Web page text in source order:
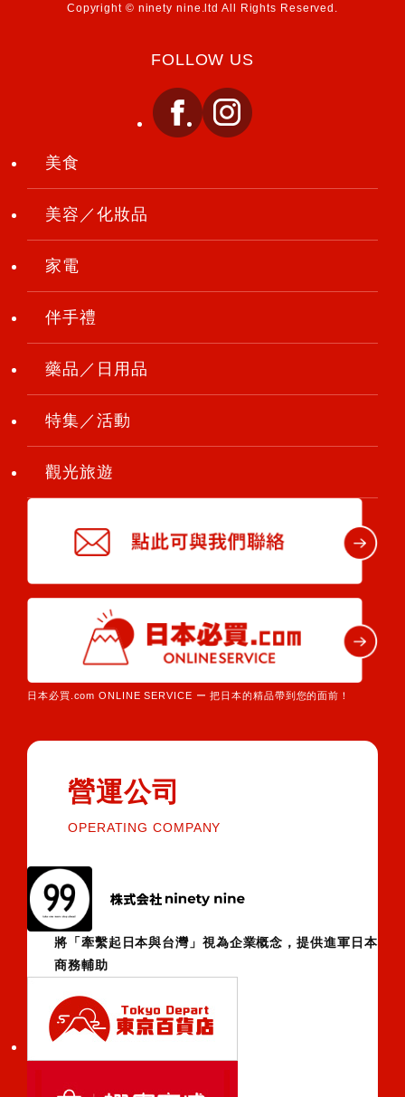
Copyright © ninety nine.ltd All Rights Reserved.
FOLLOW US
美食
美容／化妝品
家電
伴手禮
藥品／日用品
特集／活動
觀光旅遊
日本必買.com ONLINE SERVICE ー 把日本的精品帶到您的面前！
營運公司
OPERATING COMPANY
將「牽繫起日本與台灣」視為企業概念，提供進軍日本
商務輔助